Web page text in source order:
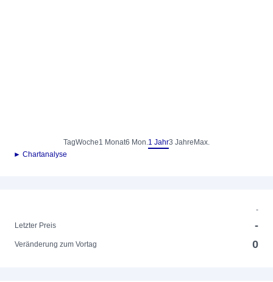
TagWoche1 Monat6 Mon.1 Jahr3 Jahre Max.
► Chartanalyse
-
Letzter Preis
-
Veränderung zum Vortag 0